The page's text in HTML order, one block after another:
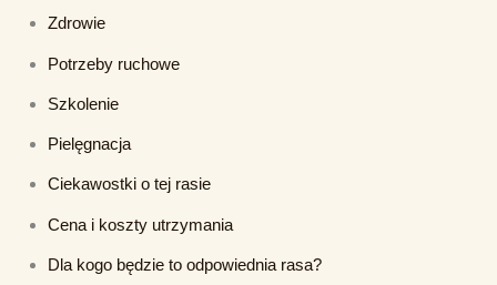
Zdrowie
Potrzeby ruchowe
Szkolenie
Pielęgnacja
Ciekawostki o tej rasie
Cena i koszty utrzymania
Dla kogo będzie to odpowiednia rasa?